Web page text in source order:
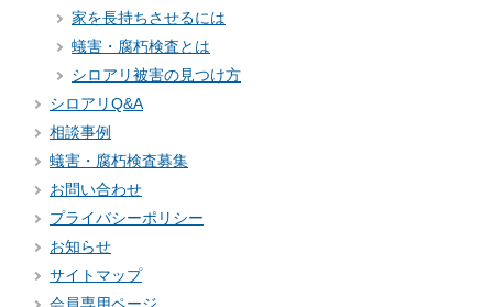
家を長持ちさせるには
蟻害・腐朽検査とは
シロアリ被害の見つけ方
シロアリQ&A
相談事例
蟻害・腐朽検査募集
お問い合わせ
プライバシーポリシー
お知らせ
サイトマップ